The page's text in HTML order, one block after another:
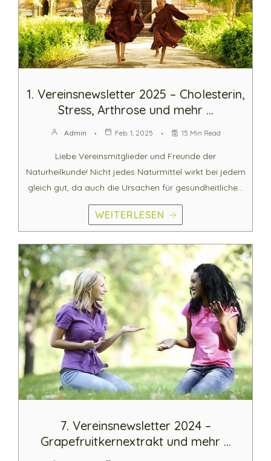
1. Vereinsnewsletter 2025 – Cholesterin,
Stress, Arthrose und mehr …
Admin Feb. 1, 2025 15 Min Read
Liebe Vereinsmitglieder und Freunde der
Naturheilkunde! Nicht jedes Naturmittel wirkt bei jedem
gleich gut, da auch die Ursachen für gesundheitliche…
WEITERLESEN
7. Vereinsnewsletter 2024 –
Grapefruitkernextrakt und mehr …